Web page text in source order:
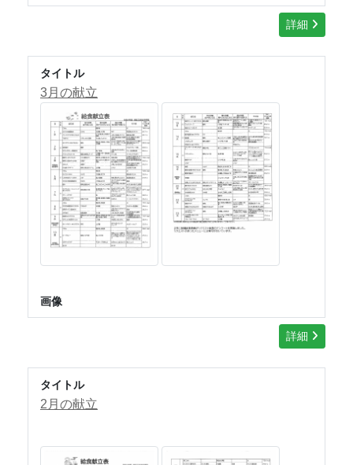
詳細
タイトル
3月の献立
画像
詳細
タイトル
2月の献立